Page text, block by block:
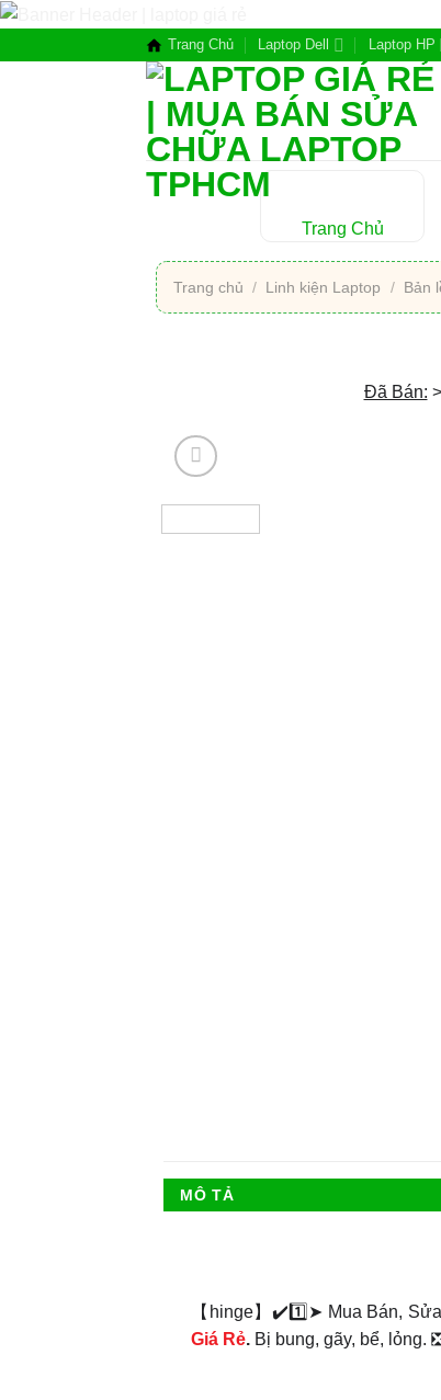
Chuyển
nội
Trang Chủ Laptop Dell Laptop HP
Trang Chủ
Trang chủ / Linh kiện Laptop / Bản
Đã Bán: >
MÔ TẢ
【hinge】✔️1️⃣➤ Mua Bán,
Giá Rẻ. Bị bung, gãy, bể, lỏng.